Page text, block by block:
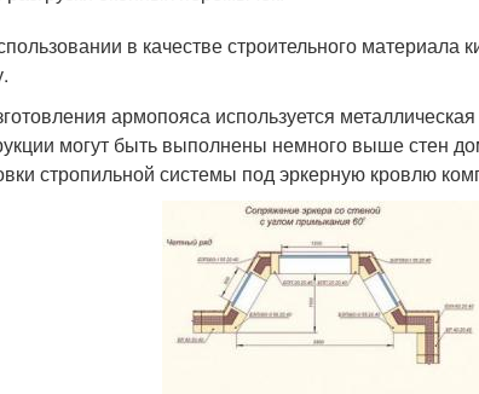
в качестве строительного
армопояса используется
могут быть выполнены немного выше стен
стропильной системы под эркерную кровлю